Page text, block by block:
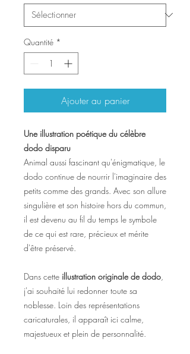
Quantité *
Ajouter au panier
Une illustration poétique du célèbre
dodo disparu
Animal aussi fascinant qu'énigmatique, le
dodo continue de nourrir l'imaginaire des
petits comme des grands. Avec son allure
singulière et son histoire hors du commun,
il est devenu au fil du temps le symbole
de ce qui est rare, précieux et mérite
d'être préservé.
Dans cette illustration originale de dodo
j'ai souhaité lui redonner toute sa
noblesse. Loin des représentations
caricaturales, il apparaît ici calme,
majestueux et plein de personnalité.